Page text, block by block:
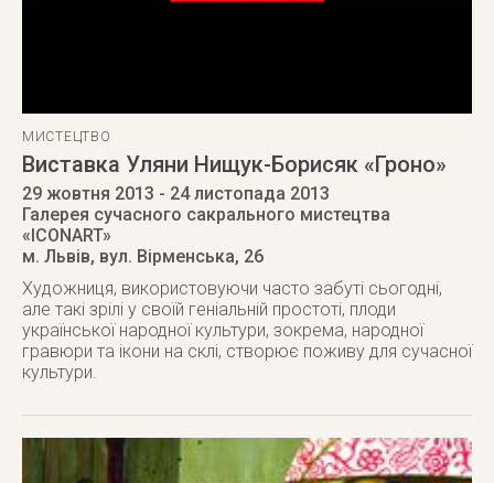
МИСТЕЦТВО
Виставка Уляни Нищук-Борисяк «Гроно»
29 жовтня 2013 - 24 листопада 2013
Галерея сучасного сакрального мистецтва
«ICONART»
м. Львів, вул. Вірменська, 26
Художниця, використовуючи часто забуті сьогодні,
але такі зрілі у своїй геніальній простоті, плоди
української народної культури, зокрема, народної
гравюри та ікони на склі, створює поживу для сучасної
культури.